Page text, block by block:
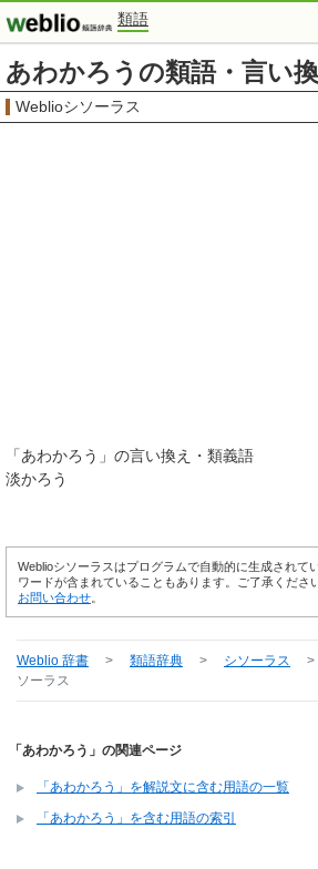
類語
あわかろうの類語・言い
Weblioシソーラス
「あわかろう 」の言い換え・類義語
淡かろう
Weblioシソーラスはプログラムで自動的に生成されて
ワードが含まれていることもあります。ご了承くださ
お問い合わせ
Weblio 辞書 > 類語辞典 > シソーラス >
ソーラス
「あわかろう」の関連ページ
「あわかろう」を解説文に含む用語の一覧
「あわかろう」を含む用語の索引